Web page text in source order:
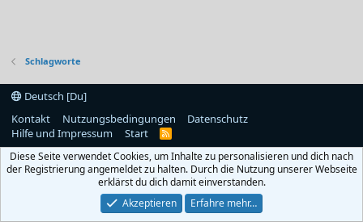
Schlagworte
Deutsch [Du]
Kontakt
Nutzungsbedingungen
Datenschutz
Hilfe und Impressum
Start
R
S
Diese Seite verwendet Cookies, um Inhalte zu personalisieren und dich nach
der Registrierung angemeldet zu halten. Durch die Nutzung unserer Webseite
erklärst du dich damit einverstanden.
Akzeptieren
Erfahre mehr…